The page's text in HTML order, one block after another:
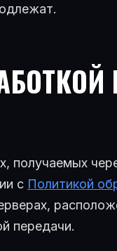
получаемых
с Политикой
передачи.